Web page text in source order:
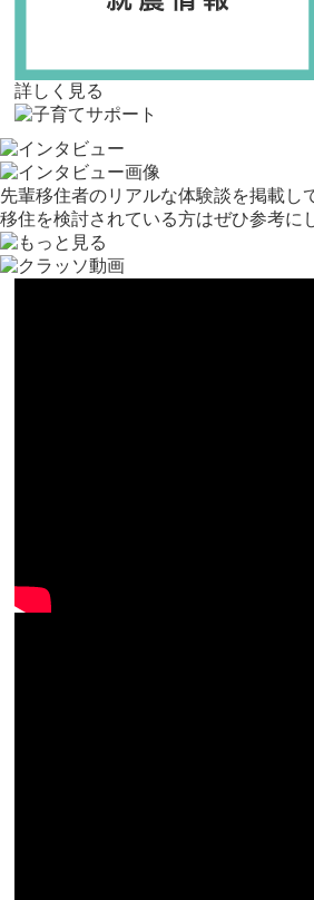
詳しく見る
先輩移住者のリアルな体験談を掲載し
移住を検討されている方はぜひ参考に